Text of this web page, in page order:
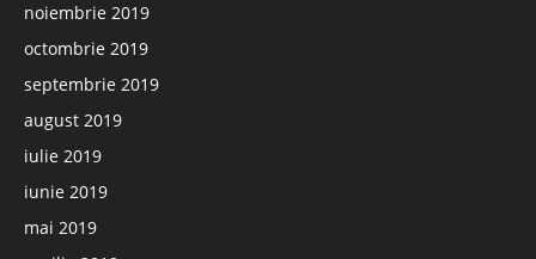
noiembrie 2019
octombrie 2019
septembrie 2019
august 2019
iulie 2019
iunie 2019
mai 2019